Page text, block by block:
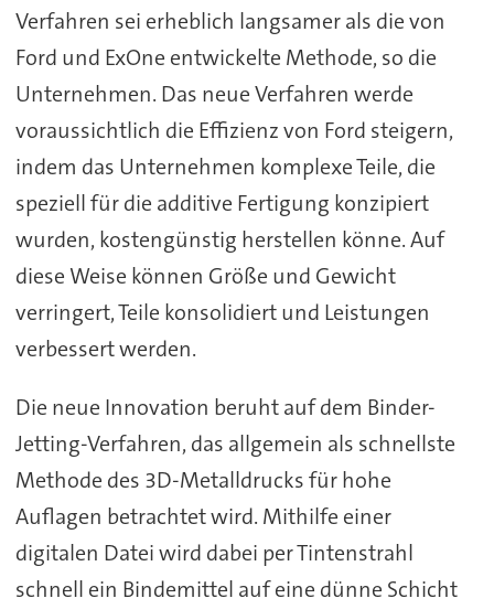
Verfahren sei erheblich langsamer als die von
Ford und ExOne entwickelte Methode, so die
Unternehmen. Das neue Verfahren werde
voraussichtlich die Effizienz von Ford steigern,
indem das Unternehmen komplexe Teile, die
speziell für die additive Fertigung konzipiert
wurden, kostengünstig herstellen könne. Auf
diese Weise können Größe und Gewicht
verringert, Teile konsolidiert und Leistungen
verbessert werden.
Die neue Innovation beruht auf dem Binder-
Jetting-Verfahren, das allgemein als schnellste
Methode des 3D-Metalldrucks für hohe
Auflagen betrachtet wird. Mithilfe einer
digitalen Datei wird dabei per Tintenstrahl
schnell ein Bindemittel auf eine dünne Schicht